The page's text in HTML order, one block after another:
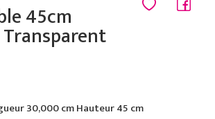
45cm
30,000 cm Hauteur 45 cm